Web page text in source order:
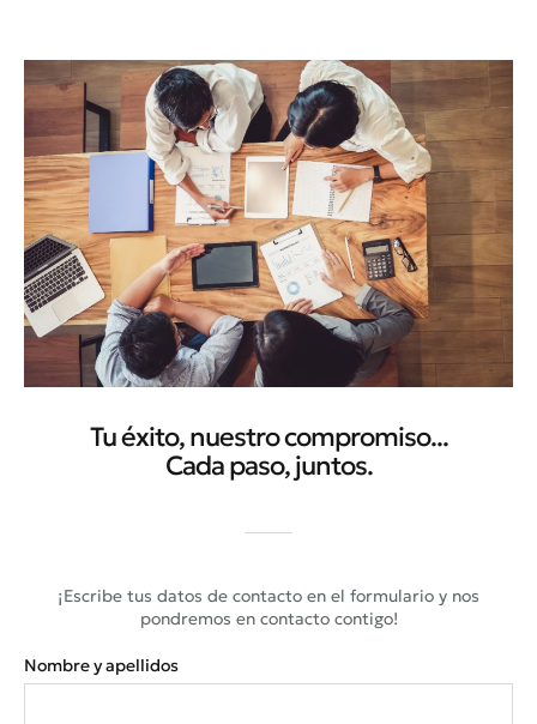
Tu éxito, nuestro compromiso...
Cada paso, juntos.
¡Escribe tus datos de contacto en el formulario y nos
pondremos en contacto contigo!
Nombre y apellidos